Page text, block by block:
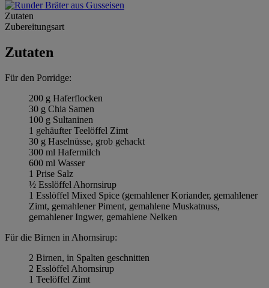
Zutaten
Zubereitungsart
Zutaten
Für den Porridge:
200 g Haferflocken
30 g Chia Samen
100 g Sultaninen
1 gehäufter Teelöffel Zimt
30 g Haselnüsse, grob gehackt
300 ml Hafermilch
600 ml Wasser
1 Prise Salz
½ Esslöffel Ahornsirup
1 Esslöffel Mixed Spice (gemahlener Koriander, gemahlener
Zimt, gemahlener Piment, gemahlene Muskatnuss,
gemahlener Ingwer, gemahlene Nelken
Für die Birnen in Ahornsirup:
2 Birnen, in Spalten geschnitten
2 Esslöffel Ahornsirup
1 Teelöffel Zimt